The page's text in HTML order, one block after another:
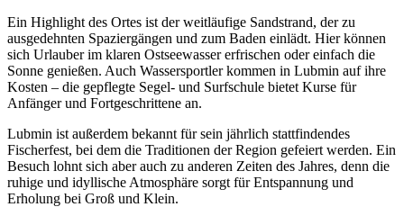
Ein Highlight des Ortes ist der weitläufige Sandstrand, der zu
ausgedehnten Spaziergängen und zum Baden einlädt. Hier können
sich Urlauber im klaren Ostseewasser erfrischen oder einfach die
Sonne genießen. Auch Wassersportler kommen in Lubmin auf ihre
Kosten – die gepflegte Segel- und Surfschule bietet Kurse für
Anfänger und Fortgeschrittene an.
Lubmin ist außerdem bekannt für sein jährlich stattfindendes
Fischerfest, bei dem die Traditionen der Region gefeiert werden. Ein
Besuch lohnt sich aber auch zu anderen Zeiten des Jahres, denn die
ruhige und idyllische Atmosphäre sorgt für Entspannung und
Erholung bei Groß und Klein.